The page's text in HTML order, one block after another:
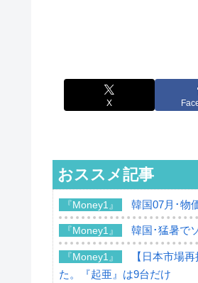
X
おススメ記事
『Money1』 韓国07月･物
『Money1』 韓国･猛暑で
『Money1』
【日本市場
た。『起亜』は9台だけ